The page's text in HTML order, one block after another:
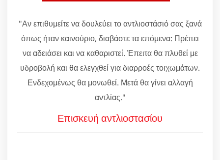
"Αν επιθυμείτε να δουλεύει το αντλιοστάσιό σας ξανά
όπως ήταν καινούριο, διαβάστε τα επόμενα: Πρέπει
να αδειάσει και να καθαριστεί. Έπειτα θα πλυθεί με
υδροβολή και θα ελεγχθεί για διαρροές τοιχωμάτων.
Ενδεχομένως θα μονωθεί. Μετά θα γίνει αλλαγή
αντλίας."
Επισκευή αντλιοστασίου